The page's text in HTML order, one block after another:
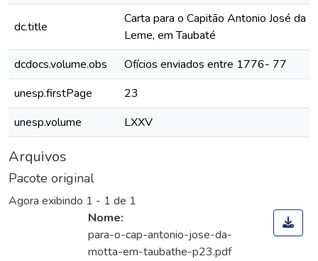
dc.title
Carta para o Capitão Antonio José da
Leme, em Taubaté
dcdocs.volume.obs
Ofícios enviados entre 1776- 77
unesp.firstPage
23
unesp.volume
LXXV
Arquivos
Pacote original
Agora exibindo 1 - 1 de 1
Nome:
para-o-cap-antonio-jose-da-
motta-em-taubathe-p23.pdf